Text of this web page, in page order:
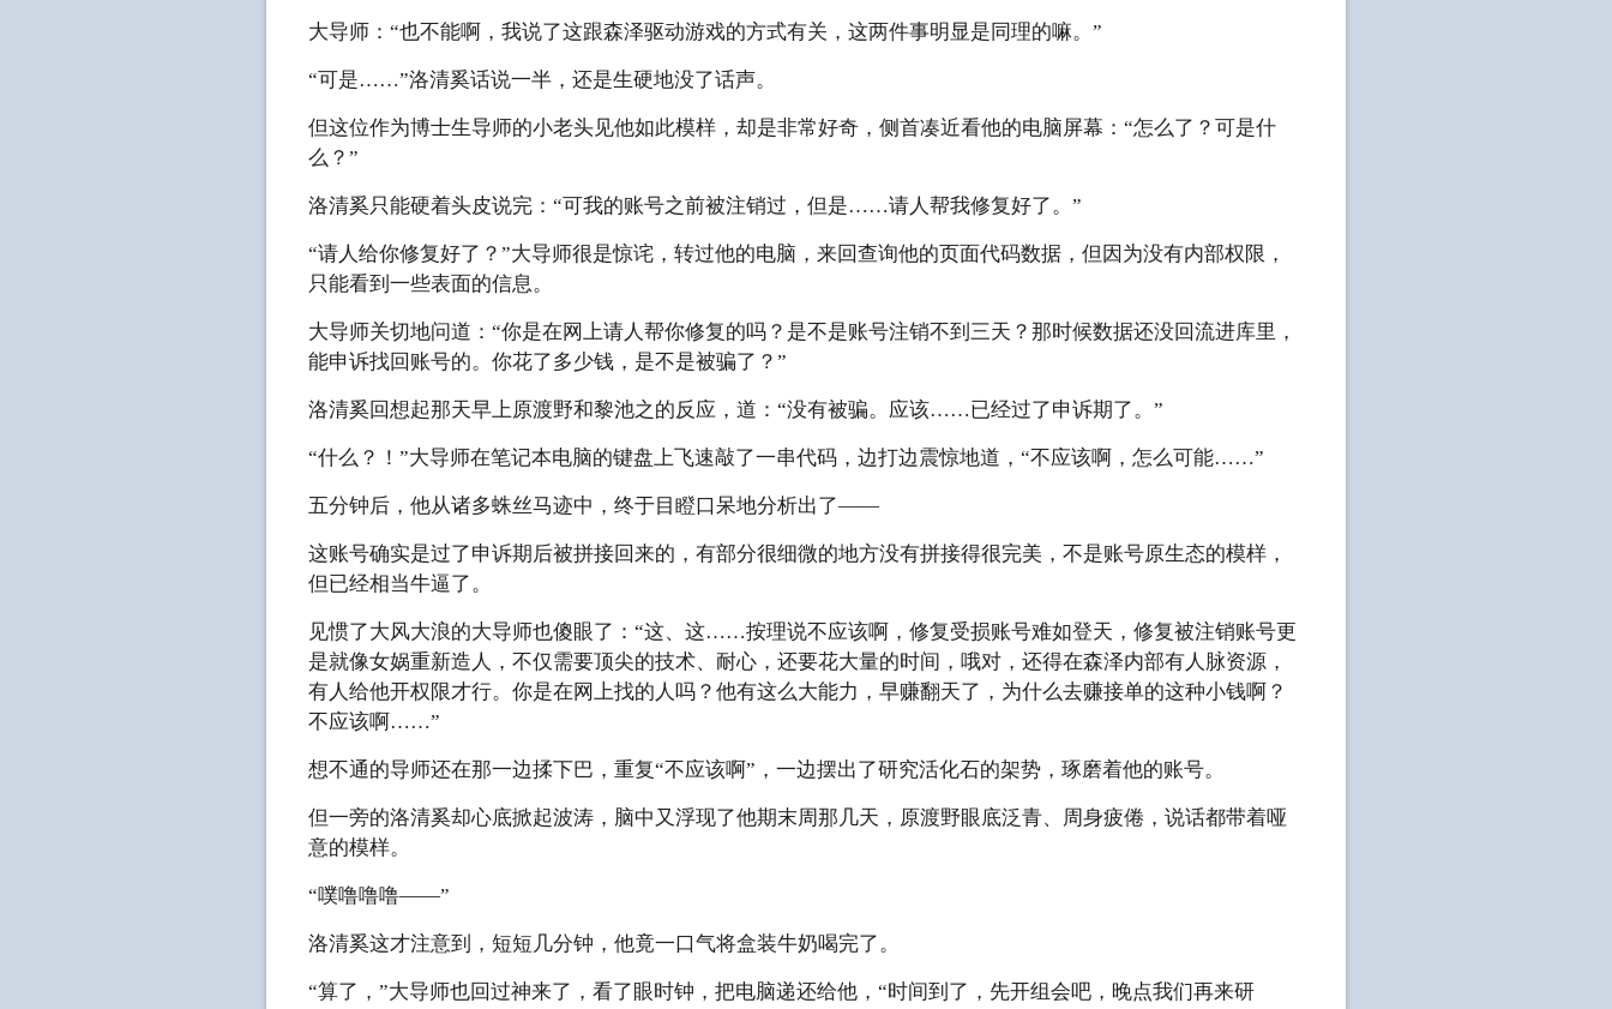
大导师：“也不能啊，我说了这跟森泽驱动游戏的方式有关，这两件事明显是同理的嘛。”
“可是……”洛清奚话说一半，还是生硬地没了话声。
但这位作为博士生导师的小老头见他如此模样，却是非常好奇，侧首凑近看他的电脑屏幕：“怎么了？可是什
么？”
洛清奚只能硬着头皮说完：“可我的账号之前被注销过，但是……请人帮我修复好了。”
“请人给你修复好了？”大导师很是惊诧，转过他的电脑，来回查询他的页面代码数据，但因为没有内部权限，
只能看到一些表面的信息。
大导师关切地问道：“你是在网上请人帮你修复的吗？是不是账号注销不到三天？那时候数据还没回流进库里，
能申诉找回账号的。你花了多少钱，是不是被骗了？”
洛清奚回想起那天早上原渡野和黎池之的反应，道：“没有被骗。应该……已经过了申诉期了。”
“什么？！”大导师在笔记本电脑的键盘上飞速敲了一串代码，边打边震惊地道，“不应该啊，怎么可能……”
五分钟后，他从诸多蛛丝马迹中，终于目瞪口呆地分析出了——
这账号确实是过了申诉期后被拼接回来的，有部分很细微的地方没有拼接得很完美，不是账号原生态的模样，
但已经相当牛逼了。
见惯了大风大浪的大导师也傻眼了：“这、这……按理说不应该啊，修复受损账号难如登天，修复被注销账号更
是就像女娲重新造人，不仅需要顶尖的技术、耐心，还要花大量的时间，哦对，还得在森泽内部有人脉资源，
有人给他开权限才行。你是在网上找的人吗？他有这么大能力，早赚翻天了，为什么去赚接单的这种小钱啊？
不应该啊……”
想不通的导师还在那一边揉下巴，重复“不应该啊”，一边摆出了研究活化石的架势，琢磨着他的账号。
但一旁的洛清奚却心底掀起波涛，脑中又浮现了他期末周那几天，原渡野眼底泛青、周身疲倦，说话都带着哑
意的模样。
“噗噜噜噜——”
洛清奚这才注意到，短短几分钟，他竟一口气将盒装牛奶喝完了。
“算了，”大导师也回过神来了，看了眼时钟，把电脑递还给他，“时间到了，先开组会吧，晚点我们再来研